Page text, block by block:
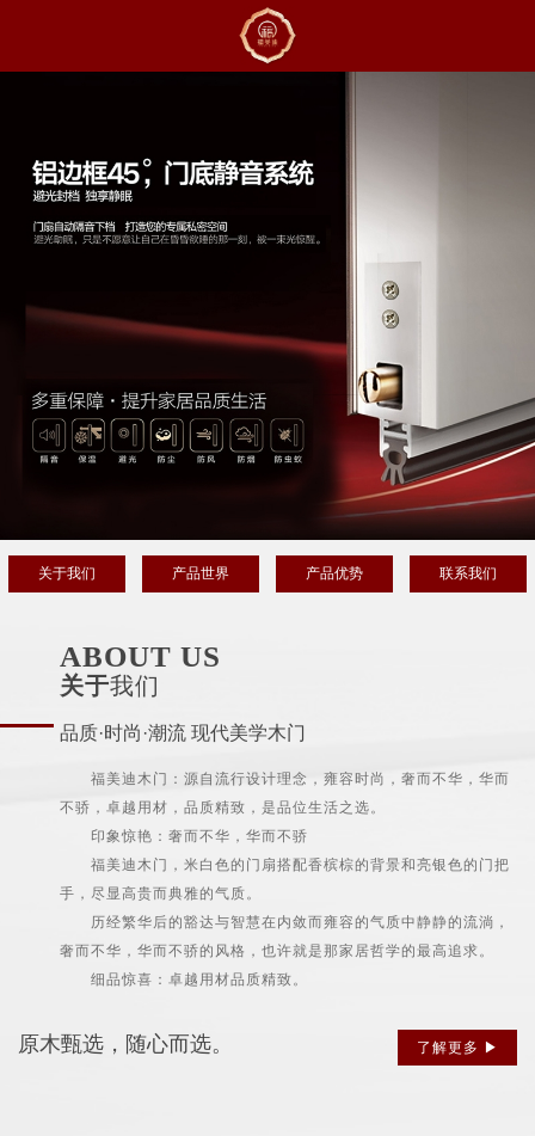
关于我们 产品世界 产品优势 联系我们
ABOUT US
关于我们
品质·时尚·潮流 现代美学木门
福美迪木门：源自流行设计理念，雍容时尚，奢而不华，华而
不骄，卓越用材，品质精致，是品位生活之选。
印象惊艳：奢而不华，华而不骄
福美迪木门，米白色的门扇搭配香槟棕的背景和亮银色的门把
手，尽显高贵而典雅的气质。
历经繁华后的豁达与智慧在内敛而雍容的气质中静静的流淌，
奢而不华，华而不骄的风格，也许就是那家居哲学的最高追求。
细品惊喜：卓越用材品质精致。
了解更多 ▶
原木甄选，随心而选。